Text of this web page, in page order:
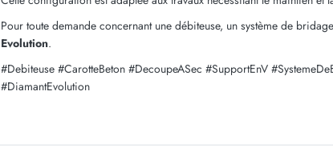
Pour toute demande concernant une débiteuse, un système de
Evolution.
#Debiteuse #CarotteBeton #DecoupeASec #SupportEnV
#DiamantEvolution